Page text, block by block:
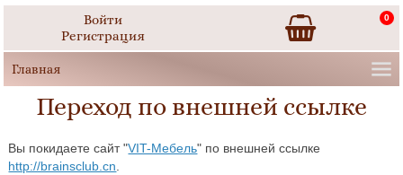
Войти
Регистрация
0
Переход по внешней ссылке
Вы покидаете сайт "VIT-Мебель" по внешней ссылке
http://brainsclub.cn